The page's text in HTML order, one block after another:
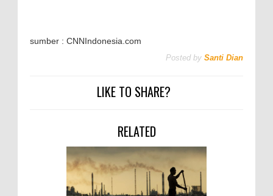
sumber : CNNIndonesia.com
Posted by Santi Dian
LIKE TO SHARE?
RELATED